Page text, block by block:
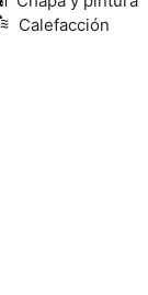
Calefacción